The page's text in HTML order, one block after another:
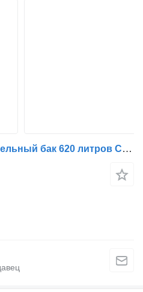
Топливный бак DAF Дизельный бак 620 литров CF 450 EURO 6 1681826 для грузовика